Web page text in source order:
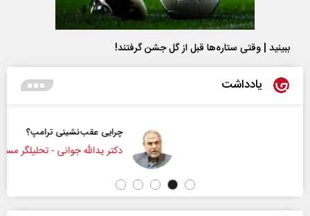
ببینید | وقتی ستاره‌ها قبل از گل جشن گرفتند!
یادداشت
چرایی عقب‌نشینی ترامپ؟
دکتر یدالله جوانی - تحلیلگر مسائل سیاسی